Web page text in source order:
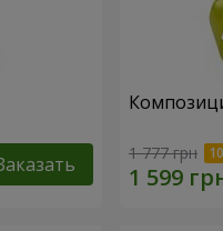
1 777 грн